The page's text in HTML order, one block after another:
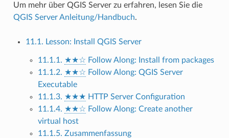
Um mehr über QGIS Server zu erfahren, lesen Sie die
QGIS Server Anleitung/Handbuch.
11.1. Lesson: Install QGIS Server
11.1.1. ★★☆ Follow Along: Install from packages
11.1.2. ★★☆ Follow Along: QGIS Server
Executable
11.1.3. ★★★ HTTP Server Configuration
11.1.4. ★★☆ Follow Along: Create another
virtual host
11.1.5. Zusammenfassung